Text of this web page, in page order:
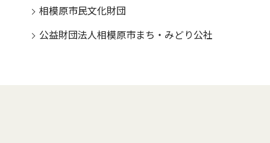
相模原市民文化財団
公益財団法人相模原市まち・みどり公社